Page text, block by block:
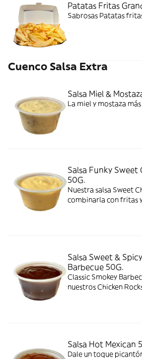
Patatas Fritas
Sabrosas Patatas
Cuenco Salsa Extra
Salsa Miel &
La miel y mostaza
Salsa Funky Sweet
50G.
Nuestra salsa Sweet
combinarla con fritas
Salsa Sweet & Spicy
Barbecue 50G.
Classic Smokey
nuestros Chicken
Salsa Hot Mexican
Dale un toque